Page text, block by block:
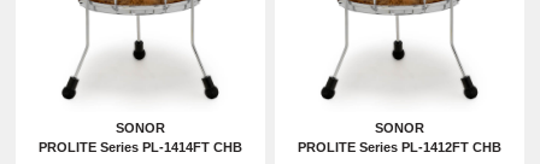
SONOR
PROLITE Series PL-1414FT CHB
SONOR
PROLITE Series PL-1412FT CHB